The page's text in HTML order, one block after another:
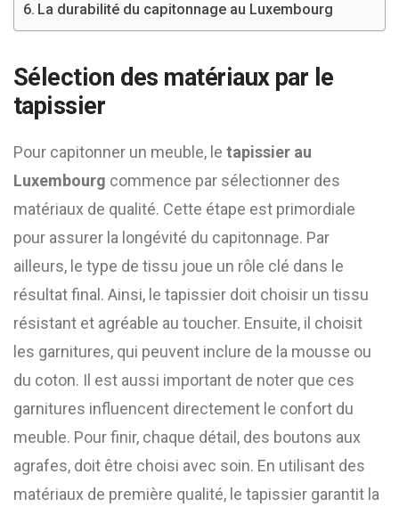
La durabilité du capitonnage au Luxembourg
Sélection des matériaux par le
tapissier
Pour capitonner un meuble, le tapissier au
Luxembourg commence par sélectionner des
matériaux de qualité. Cette étape est primordiale
pour assurer la longévité du capitonnage. Par
ailleurs, le type de tissu joue un rôle clé dans le
résultat final. Ainsi, le tapissier doit choisir un tissu
résistant et agréable au toucher. Ensuite, il choisit
les garnitures, qui peuvent inclure de la mousse ou
du coton. Il est aussi important de noter que ces
garnitures influencent directement le confort du
meuble. Pour finir, chaque détail, des boutons aux
agrafes, doit être choisi avec soin. En utilisant des
matériaux de première qualité, le tapissier garantit la